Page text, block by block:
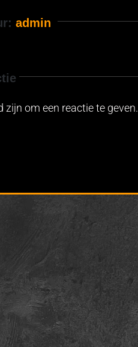
admin
zijn om een reactie te geven.